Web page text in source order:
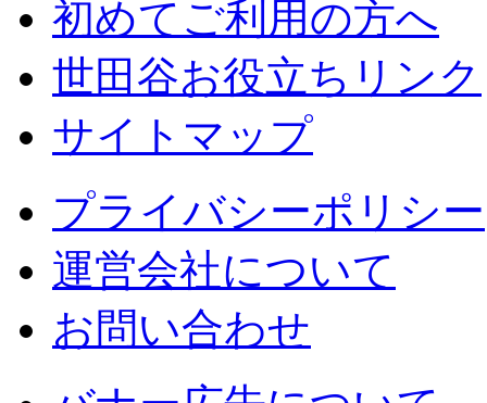
初めてご利用の方へ
世田谷お役立ちリンク
サイトマップ
プライバシーポリシー
運営会社について
お問い合わせ